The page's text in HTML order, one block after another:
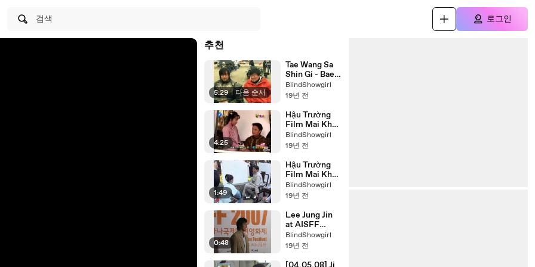
검색 로그인
추천
5:29 | 다음 순서
Tae Wang Sa
Shin Gi - Bae
Yong Joon
BlindShowgirl
19년 전
4:25
Hậu Trường
Film Mai Khôi
Giang Hồ
(2008) - Part
BlindShowgirl
19년 전
1:49
Hậu Trường
Film Mai Khôi
Giang Hồ
(2008) - Part 1
BlindShowgirl
19년 전
0:48
Lee Jung Jin
at AISFF
2007
BlindShowgirl
19년 전